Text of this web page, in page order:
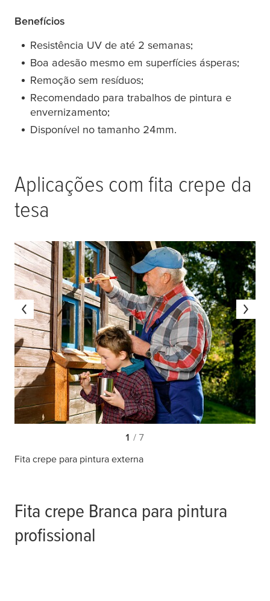
Benefícios
Resistência UV de até 2 semanas;
Boa adesão mesmo em superfícies ásperas;
Remoção sem resíduos;
Recomendado para trabalhos de pintura e
envernizamento;
Disponível no tamanho 24mm.
Aplicações com fita crepe da
tesa
1 / 7
Fita crepe para pintura externa
Fita crepe Branca para pintura
profissional